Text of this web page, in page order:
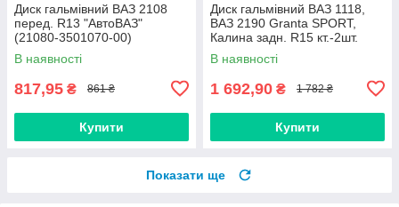
Диск гальмівний ВАЗ 2108
перед. R13 "АвтоВАЗ"
(21080-3501070-00)
В наявності
817,95 ₴ 861 ₴
Купити
Диск гальмівний ВАЗ 1118,
ВАЗ 2190 Granta SPORT,
Калина задн. R15 кт.-2шт.
"АвтоРеал" (АВ905-3502070)
В наявності
1 692,90 ₴ 1 782 ₴
Купити
Показати ще